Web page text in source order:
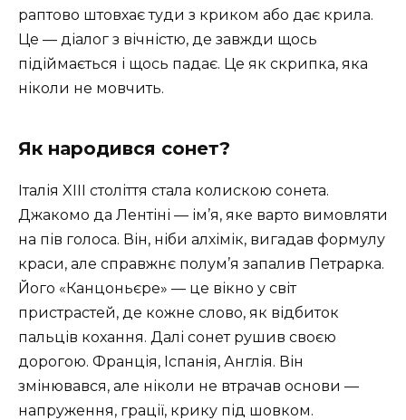
раптово штовхає туди з криком або дає крила.
Це — діалог з вічністю, де завжди щось
підіймається і щось падає. Це як скрипка, яка
ніколи не мовчить.
Як народився сонет?
Італія XIII століття стала колискою сонета.
Джакомо да Лентіні — ім’я, яке варто вимовляти
на пів голоса. Він, ніби алхімік, вигадав формулу
краси, але справжнє полум’я запалив Петрарка.
Його «Канцоньєре» — це вікно у світ
пристрастей, де кожне слово, як відбиток
пальців кохання. Далі сонет рушив своєю
дорогою. Франція, Іспанія, Англія. Він
змінювався, але ніколи не втрачав основи —
напруження, грації, крику під шовком.